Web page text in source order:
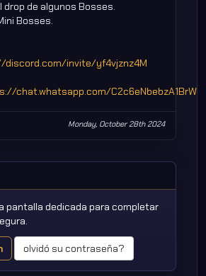
drop de algunos Bosses.
Bosses.
invite/yf4vjznz4M
chat.whatsapp.com/
Monday, October 28th 2024
pantalla dedicada para completar
olvidó su contraseña?